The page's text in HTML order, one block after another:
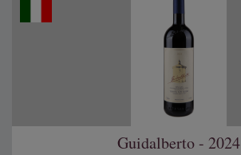
Guidalberto - 2024